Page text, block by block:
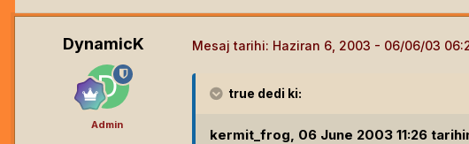
DynamicK
Admin
Mesaj tarihi: Haziran 6, 2003
true dedi ki:
kermit_frog, 06 June 2003 11:26